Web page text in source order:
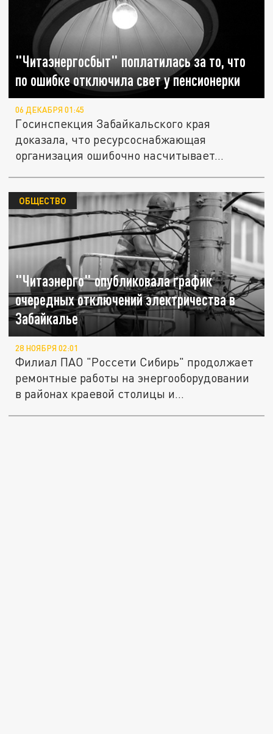
"Читаэнергосбыт" поплатилась за то, что
по ошибке отключила свет у пенсионерки
06 ДЕКАБРЯ 01:45
Госинспекция Забайкальского края
доказала, что ресурсоснабжающая
организация ошибочно насчитывает...
"Читаэнерго" опубликовала график
очередных отключений электричества в
Забайкалье
ОБЩЕСТВО
28 НОЯБРЯ 02:01
Филиал ПАО "Россети Сибирь" продолжает
ремонтные работы на энергооборудовании
в районах краевой столицы и...